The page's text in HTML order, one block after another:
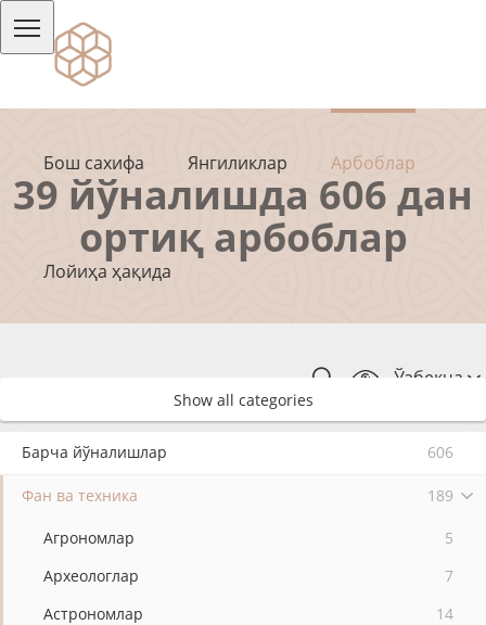
Бош сахифа Янгиликлар Арбоблар
Лойиҳа ҳақида
Ўзбекча
39 йўналишда 606 дан
ортиқ арбоблар
Show all categories
Барча йўналишлар 606
Фан ва техника 189
Агрономлар
5
Археологлар
7
Астрономлар
14